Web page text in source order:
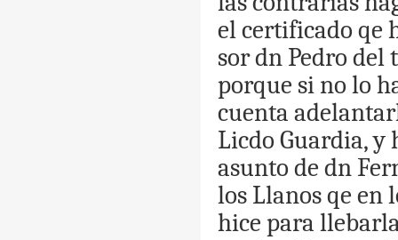
elcertificado qe
sordn Pedro del
porque si no lo
cuenta
Licdo Guardia,y
asunto de dn
los Llanosqe en
hice para